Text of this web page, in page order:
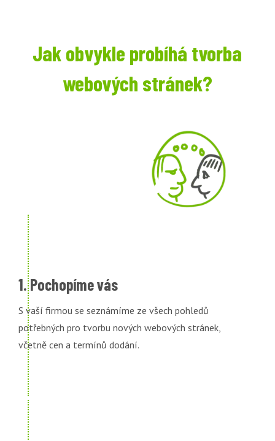
Jak obvykle probíhá tvorba
webových stránek?
1. Pochopíme vás
S vaší firmou se seznámíme ze všech pohledů
potřebných pro tvorbu nových webových stránek,
včetně cen a termínů dodání.